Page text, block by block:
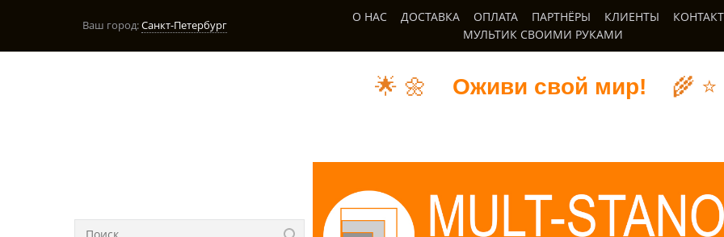
Ваш город:Санкт-Петербург
О НАС ДОСТАВКА ОПЛАТА ПАРТНЁРЫ КЛИЕНТЫ
МУЛЬТИК СВОИМИ РУКАМИ
🌟 🌼 Оживи свой мир! 🌾 ⭐️